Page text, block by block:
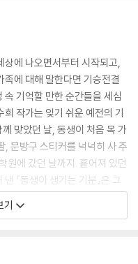
이좋은 자매나 정다운 언니
부터 부담스럽다. 우리는 그
욱 아니고. 동생도 나와 싸울
는 절대 좋은 언니 아니야.”
정에 열 살 어린 동생이 있다
람으로 평가받았다. 그런 기대
나 져 주는 다정하고 어른스러
건. 그리고 어릴 때의 나와 동
했는데.
상에 나오면서부터 시작되고,
에 대해 말한다면 기승전결
기억할 만한 순간들을 세심
작가는 잊기 쉬운 예전의 기
맞았던 날, 동생이 처음 목 가
, 문방구 스티커를 넉넉히 사 주
원에 갔던 날까지. 흩어져 있던
『동생이 생기는 기분』은 그
바깥에서 여전히 뚱한 얼굴로
자연스레 그려지는 이유가 여